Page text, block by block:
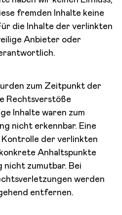
fremden Inhalte keine
die Inhalte der verlinkten
Anbieter oder
zum Zeitpunkt der
Rechtsverstöße
Inhalte waren zum
nicht erkennbar. Eine
der verlinkten
Anhaltspunkte
nicht zumutbar. Bei
werden
entfernen.